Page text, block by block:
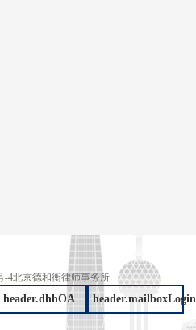
-4北京德和衡律师事务所
header.dhhOA header.mailboxLogin